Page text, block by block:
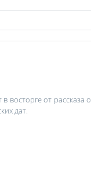
восторге от рассказа о
дат.